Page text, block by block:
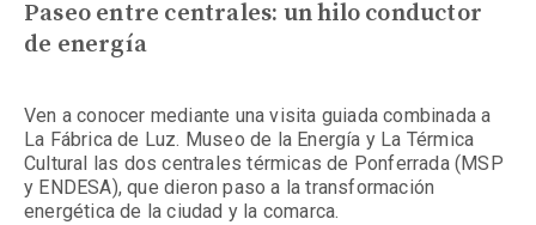
Paseo entre centrales: un hilo conductor
de energía
Ven a conocer mediante una visita guiada combinada a
La Fábrica de Luz. Museo de la Energía y La Térmica
Cultural las dos centrales térmicas de Ponferrada (MSP
y ENDESA), que dieron paso a la transformación
energética de la ciudad y la comarca.